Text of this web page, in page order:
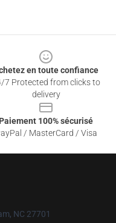
en toute confiance
7 Protected from clicks to
delivery
Paiement 100% sécurisé
/ MasterCard / Visa
NC 27701